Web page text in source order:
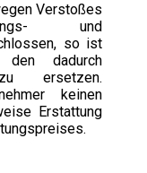
Verstoßes
und
so ist
dadurch
ersetzen.
keinen
Erstattung